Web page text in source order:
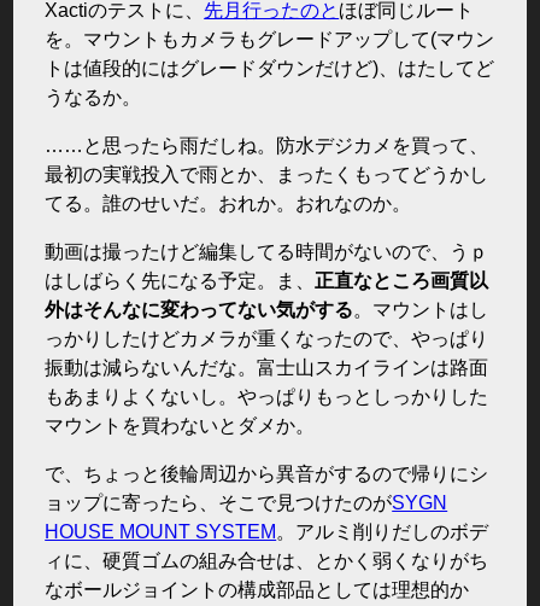
Xactiのテストに、 先月行ったのと ほぼ同じルート
を。マウントもカメラもグレードアップして(マウン
トは値段的にはグレードダウンだけど)、はたしてど
うなるか。
……と思ったら雨だしね。防水デジカメを買って、
最初の実戦投入で雨とか、まったくもってどうかし
てる。誰のせいだ。おれか。おれなのか。
動画は撮ったけど編集してる時間がないので、うｐ
はしばらく先になる予定。ま、 正直なところ画質以
外はそんなに変わってない気がする。マウントはし
っかりしたけどカメラが重くなったので、やっぱり
振動は減らないんだな。富士山スカイラインは路面
もあまりよくないし。やっぱりもっとしっかりした
マウントを買わないとダメか。
で、ちょっと後輪周辺から異音がするので帰りにシ
ョップに寄ったら、そこで見つけたのがSYGN
HOUSE MOUNT SYSTEM 。アルミ削りだしのボデ
ィに、硬質ゴムの組み合せは、とかく弱くなりがち
なボールジョイントの構成部品としては理想的か